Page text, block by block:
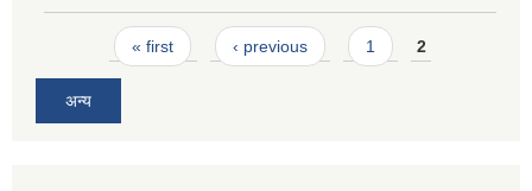
Pages« first ‹ previous 1 2
अन्य